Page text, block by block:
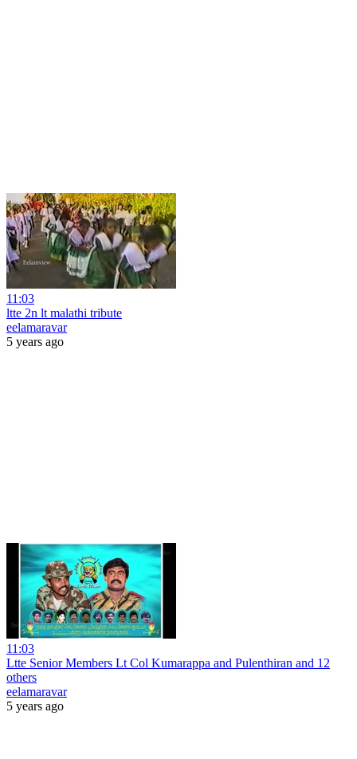
11:03
ltte 2n lt malathi tribute
eelamaravar
5 years ago
11:03
Ltte Senior Members Lt Col Kumarappa and Pulenthiran and 12
others
eelamaravar
5 years ago